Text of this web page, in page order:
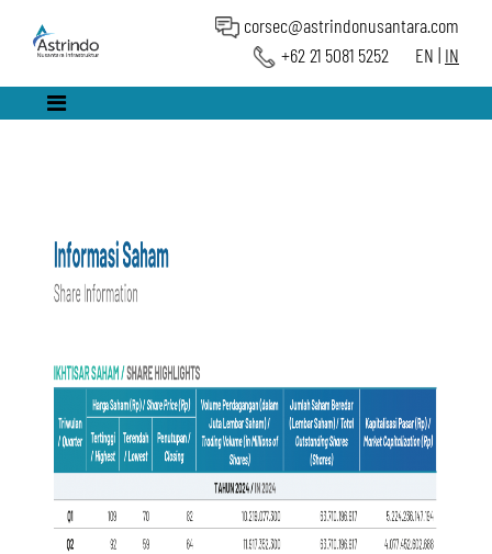
corsec@astrindonusantara.com
+62 21 5081 5252
EN | IN